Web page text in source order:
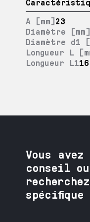
A [mm]23
Diamètre [mm]
Diamètre d1
Longueur L
Longueur L1
Vous avez
conseil
spécifique